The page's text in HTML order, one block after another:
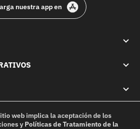
nuestra app en
web implica la aceptación de los
y Políticas de Tratamiento de la